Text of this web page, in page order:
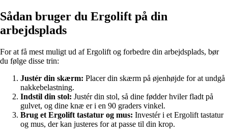
Sådan bruger du Ergolift på din
arbejdsplads
For at få mest muligt ud af Ergolift og forbedre din arbejdsplads, bør
du følge disse trin:
Justér din skærm: Placer din skærm på øjenhøjde for at undgå
nakkebelastning.
Indstil din stol: Justér din stol, så dine fødder hviler fladt på
gulvet, og dine knæ er i en 90 graders vinkel.
Brug et Ergolift tastatur og mus: Investér i et Ergolift tastatur
og mus, der kan justeres for at passe til din krop.